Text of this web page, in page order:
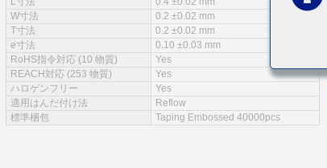
W寸法
0.2 ±0.02 mm
T寸法
0.2 ±0.02 mm
e寸法
0.10 ±0.03 mm
RoHS指令対応 (10 物質)
Yes
REACH対応 (253 物質)
Yes
ハロゲンフリー
Yes
適用はんだ付け法
Reflow
標準梱包
Taping Embossed 40000pcs